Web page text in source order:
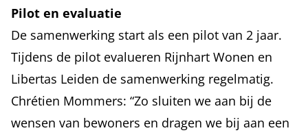
Pilot en evaluatie
De samenwerking start als een pilot van 2 jaar.
Tijdens de pilot evalueren Rijnhart Wonen en
Libertas Leiden de samenwerking regelmatig.
Chrétien Mommers: “Zo sluiten we aan bij de
wensen van bewoners en dragen we bij aan een